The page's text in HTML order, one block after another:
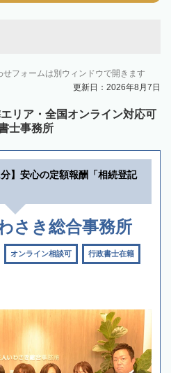
フォームは別ウィンドウで開きます
更新日：2026年8月7日
リア・全国オンライン対応可
士事務所
】安心の定額報酬「相続登記
さき総合事務所
オンライン相談可 行政書士在籍